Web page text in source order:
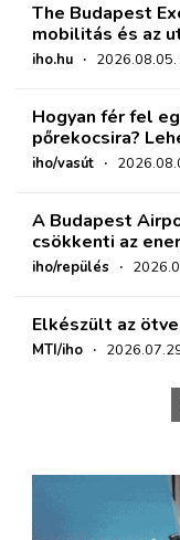
The Budapest
mobilitás és az
iho.hu · 2026.08.05.
Hogyan fér fel
pőrekocsira?
iho/vasút ·
A Budapest
csökkenti az
iho/repülés ·
Elkészült az
MTI/iho ·